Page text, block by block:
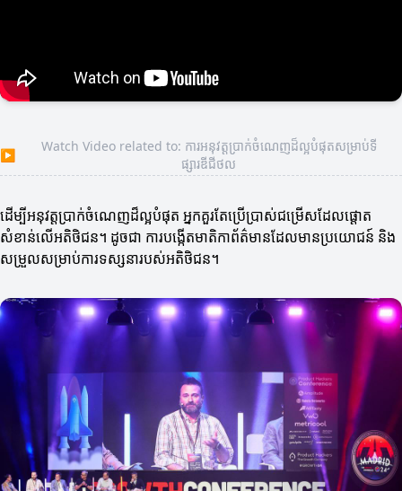
▶
Watch Video related to: ការអនុវត្តប្រាក់ចំណេញដ៏ល្អបំផុតសម្រាប់ទី
ផ្សារឌីជីថល
ដើម្បីអនុវត្តប្រាក់ចំណេញដ៏ល្អបំផុត អ្នកគួរតែប្រើប្រាស់ជម្រើសដែលផ្តោត
សំខាន់លើអតិថិជន។ ដូចជា ការបង្កើតមាតិកាព័ត៌មានដែលមានប្រយោជន៍ និង
សម្រួលសម្រាប់ការទស្សនារបស់អតិថិជន។